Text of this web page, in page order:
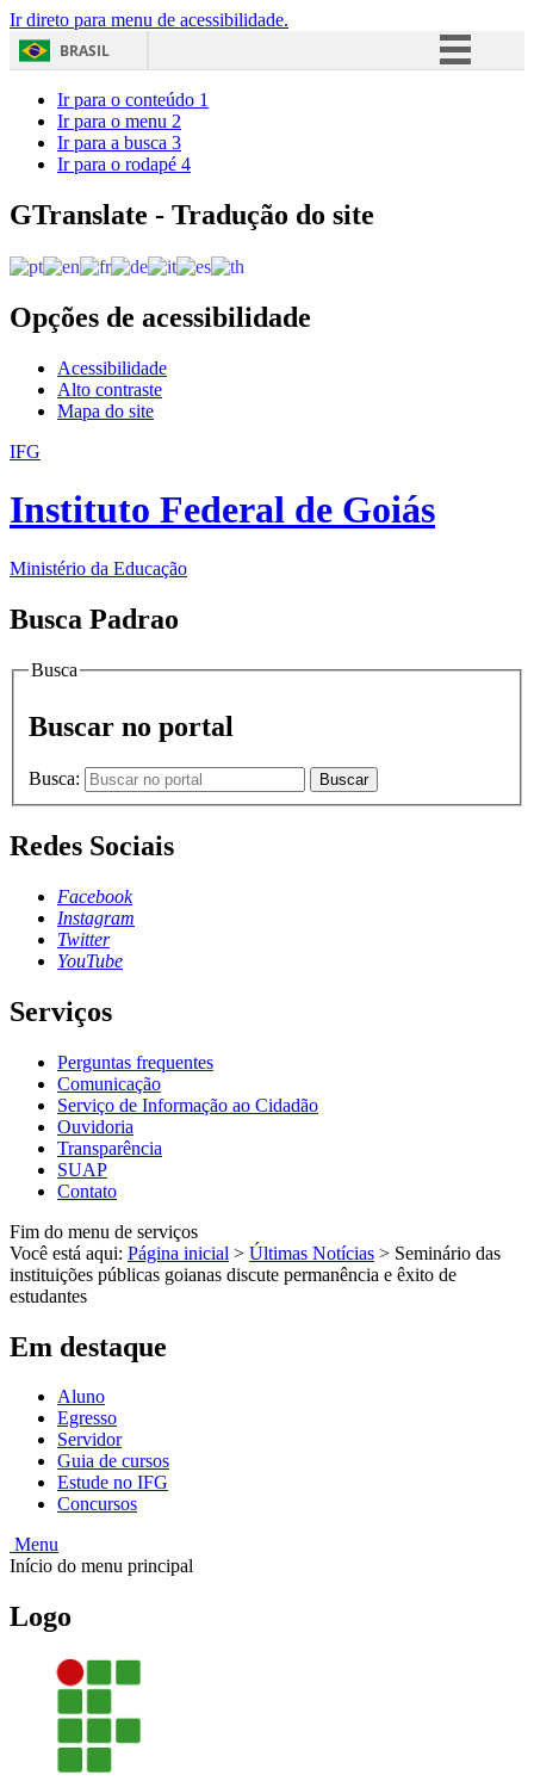
Ir direto para menu de acessibilidade.
BRASIL
Acesso à informação
Ir para o conteúdo 1
Ir para o menu 2
Ir para a busca 3
Ir para o rodapé 4
GTranslate - Tradução do site
Opções de acessibilidade
Acessibilidade
Alto contraste
Mapa do site
IFG
Instituto Federal de Goiás
Ministério da Educação
Busca Padrao
Busca
Buscar no portal
Busca: Buscar
Redes Sociais
Facebook
Instagram
Twitter
YouTube
Serviços
Perguntas frequentes
Comunicação
Serviço de Informação ao Cidadão
Ouvidoria
Transparência
SUAP
Contato
Fim do menu de serviços
Você está aqui: Página inicial > Últimas Notícias > Seminário das
instituições públicas goianas discute permanência e êxito de
estudantes
Em destaque
Aluno
Egresso
Servidor
Guia de cursos
Estude no IFG
Concursos
Menu
Início do menu principal
Logo